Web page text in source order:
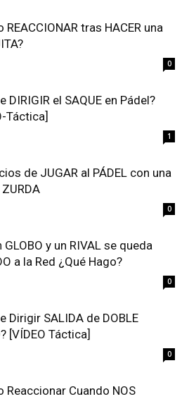
REACCIONAR tras HACER una
0
DIRIGIR el SAQUE en Pádel?
Táctica]
1
de JUGAR al PÁDEL con una
0
GLOBO y un RIVAL se queda
a la Red ¿Qué Hago?
0
Dirigir SALIDA de DOBLE
[VÍDEO Táctica]
0
Reaccionar Cuando NOS